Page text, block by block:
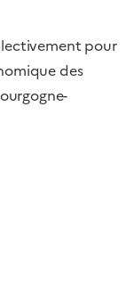
pour
des